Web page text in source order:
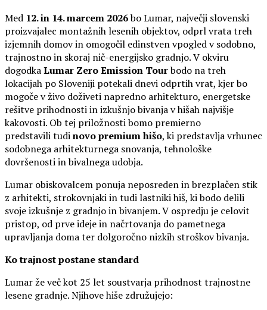
Med 12. in 14. marcem 2026bo Lumar, največji slovenski
proizvajalec montažnih lesenih objektov, odprl vrata treh
izjemnih domov in omogočil edinstven vpogled v sodobno,
trajnostno in skoraj nič-energijsko gradnjo. V okviru
dogodkaLumar Zero Emission Tourbodo na treh
lokacijah po Sloveniji potekali dnevi odprtih vrat, kjer bo
mogoče v živo doživeti napredno arhitekturo, energetske
rešitve prihodnosti in izkušnjo bivanja v hišah najvišje
kakovosti. Ob tej priložnosti bomo premierno
predstavili tudinovo premium hišo, ki predstavlja vrhunec
sodobnega arhitekturnega snovanja, tehnološke
dovršenosti in bivalnega udobja.
Lumar obiskovalcem ponuja neposreden in brezplačen stik
z arhitekti, strokovnjaki in tudi lastniki hiš, ki bodo delili
svoje izkušnje z gradnjo in bivanjem. V ospredju je celovit
pristop, od prve ideje in načrtovanja do pametnega
upravljanja doma ter dolgoročno nizkih stroškov bivanja.
Ko trajnost postane standard
Lumar že več kot 25 let soustvarja prihodnost trajnostne
lesene gradnje. Njihove hiše združujejo: